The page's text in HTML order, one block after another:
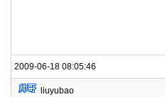
2009-06-18 08:05:46
liuyubao